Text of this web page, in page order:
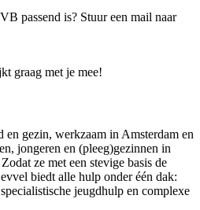
passend is? Stuur een mail naar
graag met je mee!
gezin, werkzaam in Amsterdam en
jongeren en (pleeg)gezinnen in
ze met een stevige basis de
biedt alle hulp onder één dak:
jeugdhulp en complexe